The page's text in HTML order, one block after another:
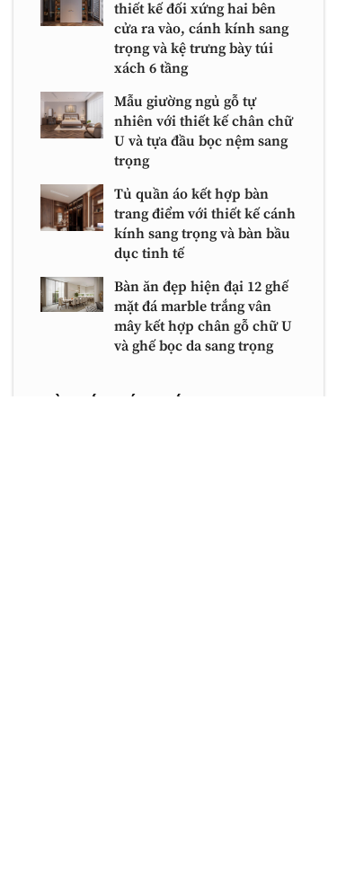
thiết kế đối xứng hai bên
cửa ra vào, cánh kính sang
trọng và kệ trưng bày túi
xách 6 tầng
Mẫu giường ngủ gỗ tự
nhiên với thiết kế chân chữ
U và tựa đầu bọc nệm sang
trọng
Tủ quần áo kết hợp bàn
trang điểm với thiết kế cánh
kính sang trọng và bàn bầu
dục tinh tế
Bàn ăn đẹp hiện đại 12 ghế
mặt đá marble trắng vân
mây kết hợp chân gỗ chữ U
và ghế bọc da sang trọng
BÀI VIẾT MỚI NHẤT